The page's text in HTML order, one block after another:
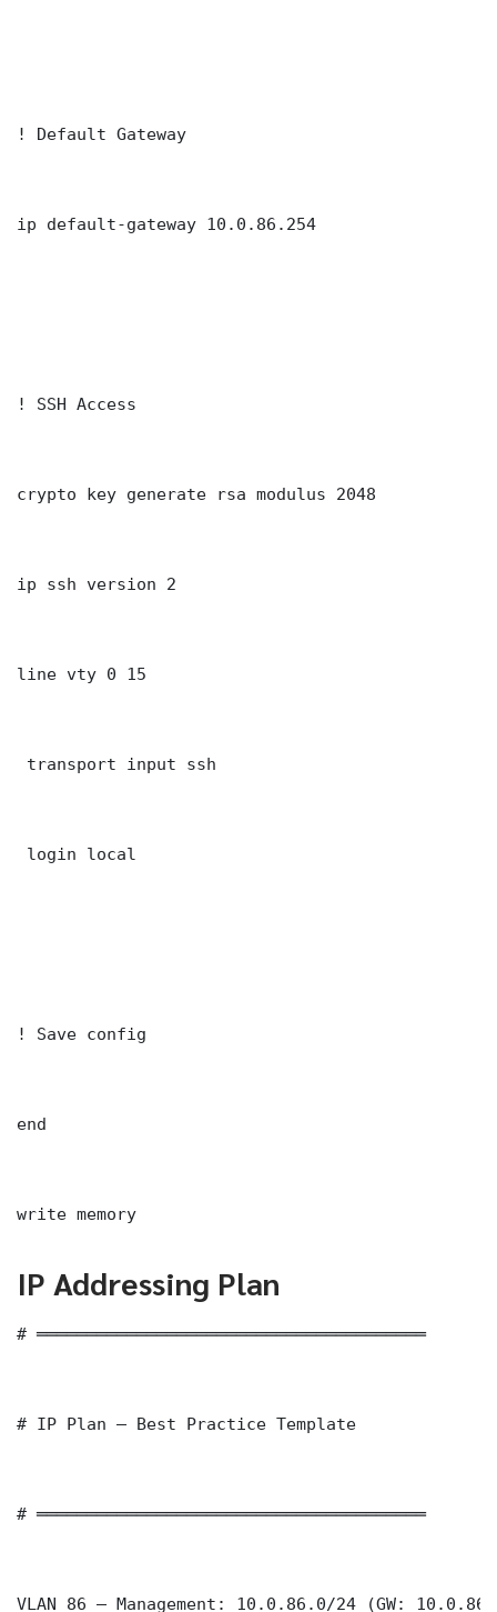
! Default Gateway
ip default-gateway 10.0.86.254
! SSH Access
crypto key generate rsa modulus 2048
ip ssh version 2
line vty 0 15
transport input ssh
login local
! Save config
end
write memory
IP Addressing Plan
# ═══════════════════════════════════════
# IP Plan — Best Practice Template
# ═══════════════════════════════════════
VLAN 86 — Management: 10.0.86.0/24 (GW: